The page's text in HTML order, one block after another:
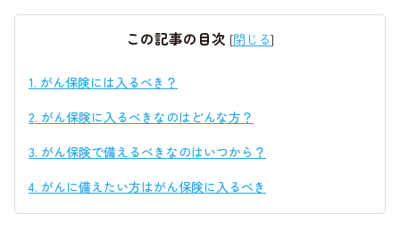
この記事の目次 [閉じる]
1. がん保険には入るべき？
2. がん保険に入るべきなのはどんな方？
3. がん保険で備えるべきなのはいつから？
4. がんに備えたい方はがん保険に入るべき